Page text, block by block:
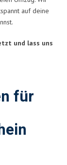
auf deine
und lass uns
für